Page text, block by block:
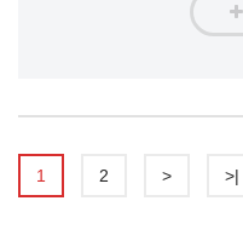
1 2 > >|